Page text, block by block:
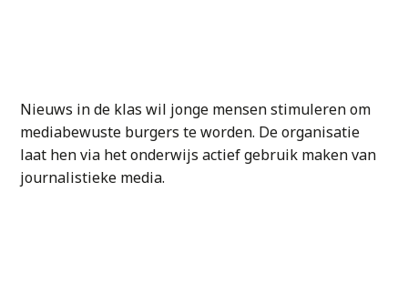
Nieuws in de klas wil jonge mensen stimuleren om
mediabewuste burgers te worden. De organisatie
laat hen via het onderwijs actief gebruik maken van
journalistieke media.